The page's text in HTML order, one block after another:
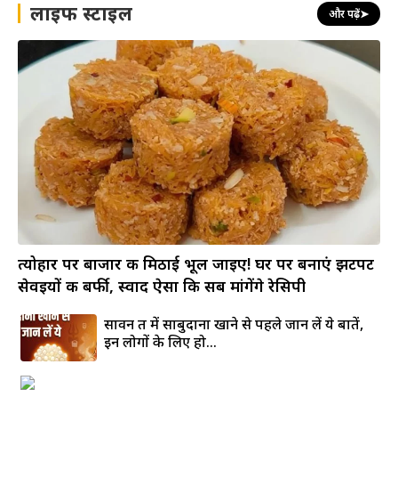
लाइफ स्टाइल और पढ़ें➤
त्योहार पर बाजार की मिठाई भूल जाइए! घर पर बनाएं झटपट
सेवइयों की बर्फी, स्वाद ऐसा कि सब मांगेंगे रेसिपी
सावन व्रत में साबुदाना खाने से पहले जान लें ये बातें,
इन लोगों के लिए हो...